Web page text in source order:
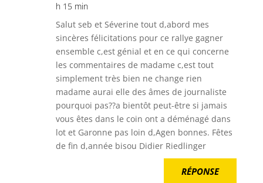
h 15 min
Salut seb et Séverine tout d,abord mes
sincères félicitations pour ce rallye gagner
ensemble c,est génial et en ce qui concerne
les commentaires de madame c,est tout
simplement très bien ne change rien
madame aurai elle des âmes de journaliste
pourquoi pas??a bientôt peut-être si jamais
vous êtes dans le coin ont a déménagé dans
lot et Garonne pas loin d,Agen bonnes. Fêtes
de fin d,année bisou Didier Riedlinger
RÉPONSE